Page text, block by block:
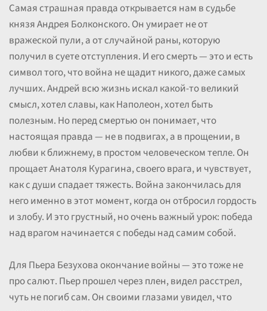
Самая страшная правда открывается нам в судьбе
князя Андрея Болконского. Он умирает не от
вражеской пули, а от случайной раны, которую
получил в суете отступления. И его смерть — это и есть
символ того, что война не щадит никого, даже самых
лучших. Андрей всю жизнь искал какой-то великий
смысл, хотел славы, как Наполеон, хотел быть
полезным. Но перед смертью он понимает, что
настоящая правда — не в подвигах, а в прощении, в
любви к ближнему, в простом человеческом тепле. Он
прощает Анатоля Курагина, своего врага, и чувствует,
как с души спадает тяжесть. Война закончилась для
него именно в этот момент, когда он отбросил гордость
и злобу. И это грустный, но очень важный урок: победа
над врагом начинается с победы над самим собой.
Для Пьера Безухова окончание войны — это тоже не
про салют. Пьер прошел через плен, видел расстрел,
чуть не погиб сам. Он своими глазами увидел, что